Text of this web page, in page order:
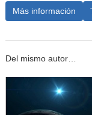
Más información
Del mismo autor…